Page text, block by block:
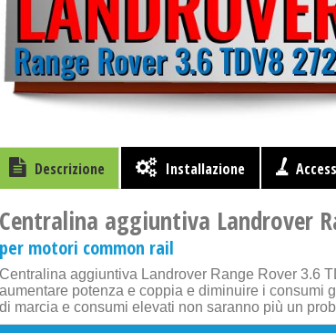
Descrizione Installazione
Centralina aggiuntiva Landrover
per motori common rail
Centralina aggiuntiva Landrover Range Rover 3.6
aumentare potenza e coppia e diminuire i consumi
di marcia e consumi elevati non saranno più un